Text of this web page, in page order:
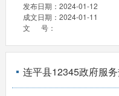
发布日期： 2024-01-12
成文日期： 2024-01-11
文 号：
连平县12345政府服